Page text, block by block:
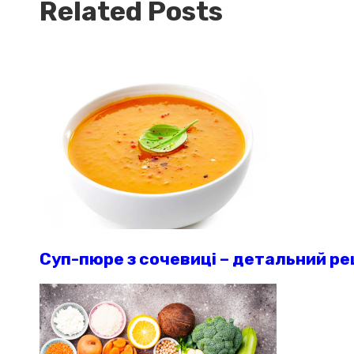
Related Posts
Суп-пюре з сочевиці – детальний